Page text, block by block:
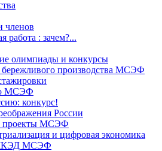
членов
работа : зачем?...
олимпиады и конкурсы
бережливого производства МСЭФ
МСЭФ
конкурс!
России
проекты МСЭФ
и цифровая экономика
МСЭФ